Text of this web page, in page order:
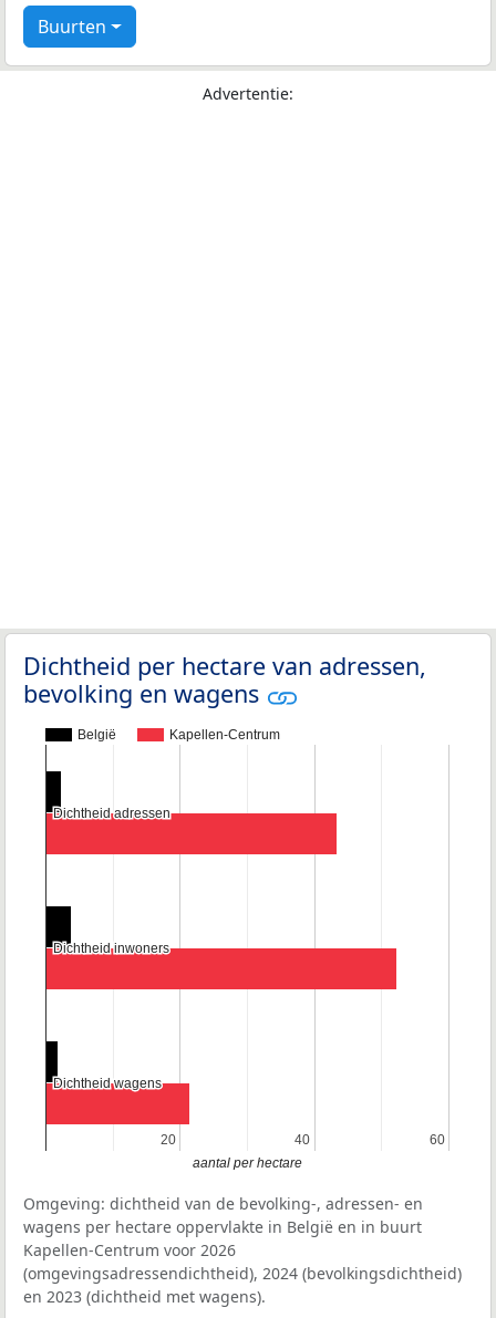
Buurten
Advertentie:
Dichtheid per hectare van adressen,
bevolking en wagens
België Kapellen-Centrum
20
20 40
40 60
60
Dichtheid adressen
Dichtheid adressen
Dichtheid inwoners
Dichtheid inwoners
Dichtheid wagens
Dichtheid wagens
aantal per hectare
Omgeving: dichtheid van de bevolking-, adressen- en
wagens per hectare oppervlakte in België en in buurt
Kapellen-Centrum voor 2026
(omgevingsadressendichtheid), 2024 (bevolkingsdichtheid)
en 2023 (dichtheid met wagens).